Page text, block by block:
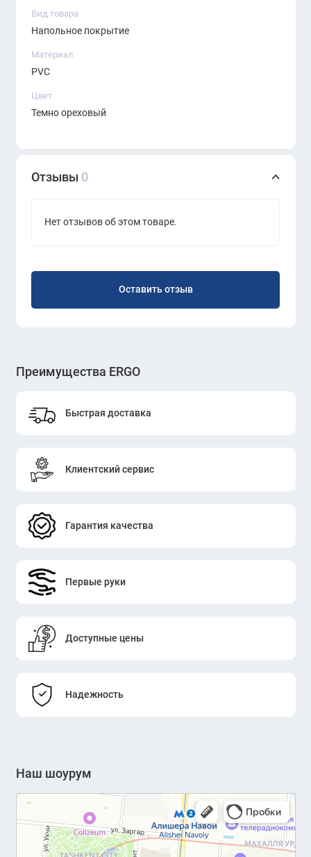
Вид товара
Напольное покрытие
Материал
PVC
Цвет
Темно ореховый
Отзывы 0
Нет отзывов об этом товаре.
Оставить отзыв
Преимущества ERGO
Быстрая доставка
Клиентский сервис
Гарантия качества
Первые руки
Доступные цены
Надежность
Наш шоурум